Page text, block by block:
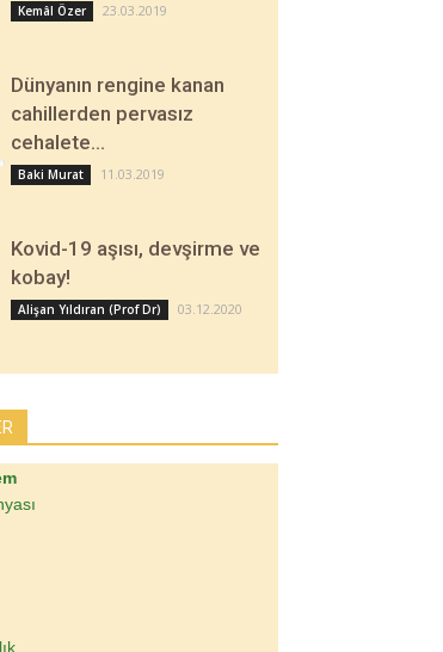
Kemâl Özer 23.03.2019
Dünyanın rengine kanan
cahillerden pervasız
cehalete…
Baki Murat 11.03.2019
Kovid-19 aşısı, devşirme ve
kobay!
Alişan Yıldıran (Prof Dr) 03.12.2020